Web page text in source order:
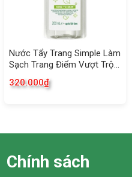
Nước Tẩy Trang Simple Làm
Sạch Trang Điểm Vượt Trội
320.000₫
Chính sách